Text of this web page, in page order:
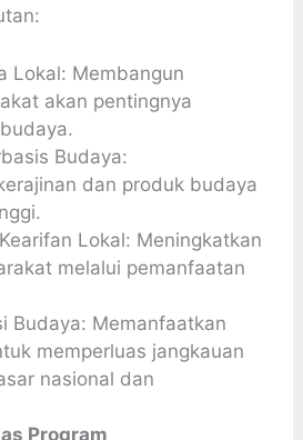
Lokal: Membangun
akan pentingnya
Budaya:
dan produk budaya
Lokal: Meningkatkan
melalui pemanfaatan
Budaya: Memanfaatkan
memperluas jangkauan
nasional dan
Program